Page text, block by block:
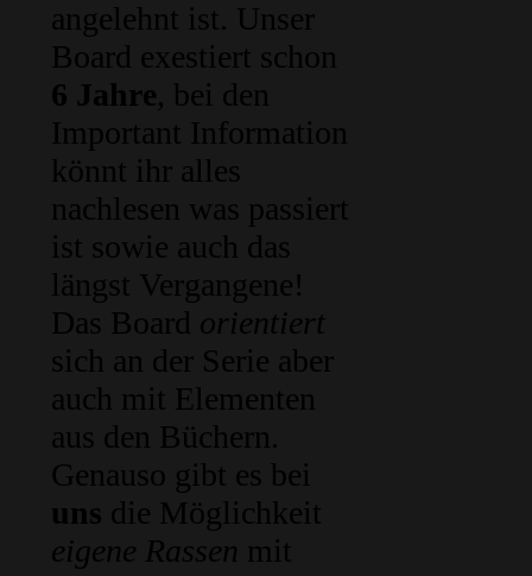
angelehnt ist. Unser
Board exestiert schon
6 Jahre, bei den
Important Information
könnt ihr alles
nachlesen was passiert
ist sowie auch das
längst Vergangene!
Das Board orientiert
sich an der Serie aber
auch mit Elementen
aus den Büchern.
Genauso gibt es bei
uns die Möglichkeit
eigene Rassen mit